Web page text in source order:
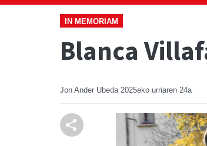
IN MEMORIAM
Blanca
Jon Ander Ubeda 2025eko urriaren 24a